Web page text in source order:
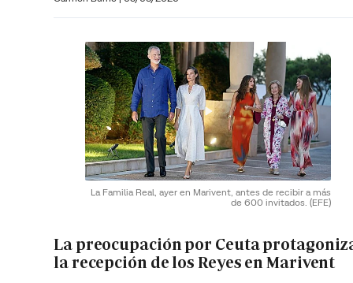
La Familia Real, ayer en Marivent, antes de recibir a más
de 600 invitados. (EFE)
La preocupación por Ceuta
la recepción de los Reyes en Marivent